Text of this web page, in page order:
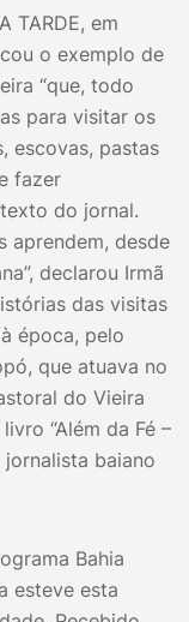
TARDE, em
o exemplo de
“que, todo
para visitar os
escovas, pastas
fazer
do jornal.
aprendem, desde
declarou Irmã
das visitas
época, pelo
que atuava no
do Vieira
“Além da Fé –
jornalista baiano
Bahia
esteve esta